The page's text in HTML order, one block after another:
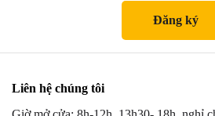
Liên hệ chúng tôi